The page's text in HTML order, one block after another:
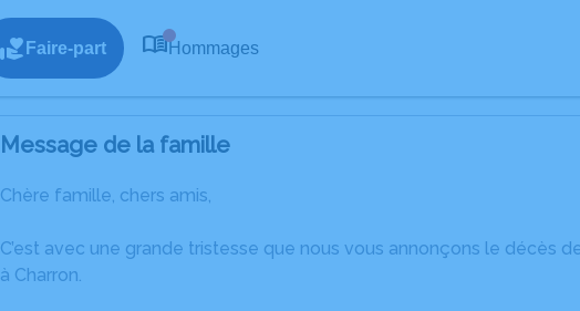
Faire-part Hommages
Message de la famille
Chère famille, chers amis,
C’est avec une grande tristesse que nous vous annonçons le décès
à Charron.